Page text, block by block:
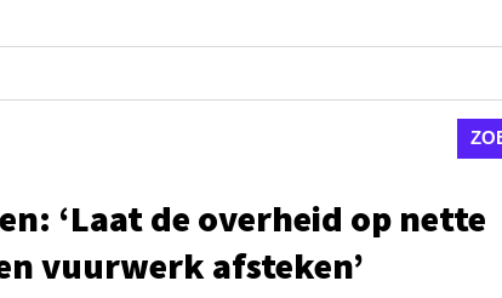
‘Laat de overheid op nette
vuurwerk afsteken’